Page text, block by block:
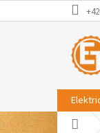
na